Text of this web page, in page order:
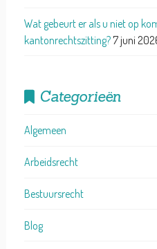
Wat gebeurt er als u niet op
kantonrechtszitting?7 juni
Categorieën
Algemeen
Arbeidsrecht
Bestuursrecht
Blog